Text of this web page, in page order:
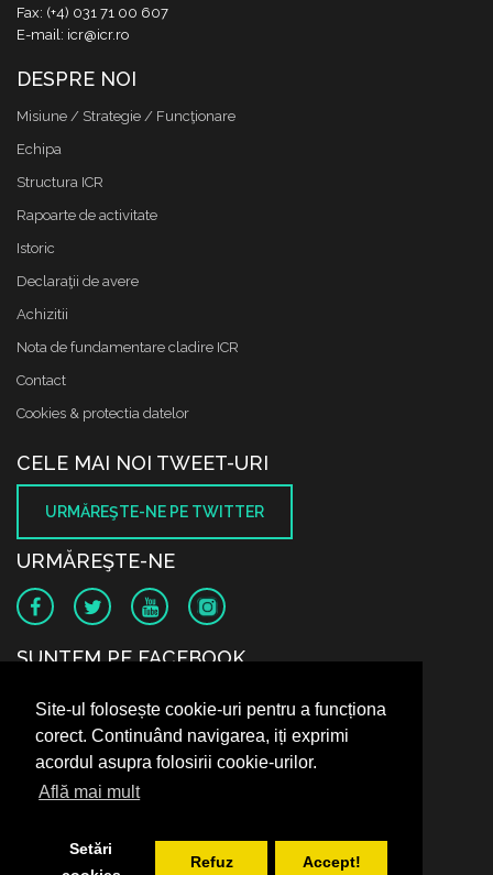
Site-ul folosește cookie-uri pentru a funcționa
corect. Continuând navigarea, iți exprimi
acordul asupra folosirii cookie-urilor.
Află mai mult
Setări
Refuz Accept!
Fax: (+4) 031 71 00 607
E-mail: icr@icr.ro
DESPRE NOI
Misiune / Strategie / Funcţionare
Echipa
Structura ICR
Rapoarte de activitate
Istoric
Declaraţii de avere
Achizitii
Nota de fundamentare cladire ICR
Contact
Cookies & protectia datelor
CELE MAI NOI TWEET-URI
URMĂREŞTE-NE PE TWITTER
URMĂREŞTE-NE
SUNTEM PE FACEBOOK